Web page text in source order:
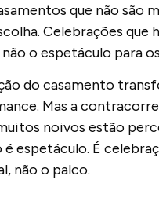
que não são
Celebrações que
o espetáculo para
do casamento
Mas a
noivos estão
espetáculo. É
não o palco.